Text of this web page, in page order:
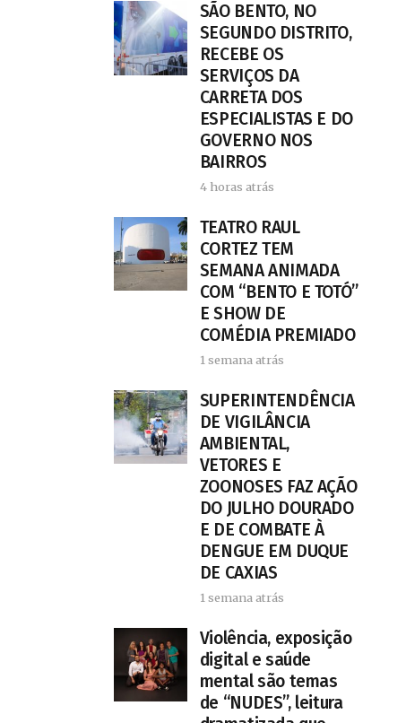
SÃO BENTO, NO
SEGUNDO DISTRITO,
RECEBE OS
SERVIÇOS DA
CARRETA DOS
ESPECIALISTAS E DO
GOVERNO NOS
BAIRROS
4 horas atrás
TEATRO RAUL
CORTEZ TEM
SEMANA ANIMADA
COM “BENTO E TOTÓ”
E SHOW DE
COMÉDIA PREMIADO
1 semana atrás
SUPERINTENDÊNCIA
DE VIGILÂNCIA
AMBIENTAL,
VETORES E
ZOONOSES FAZ AÇÃO
DO JULHO DOURADO
E DE COMBATE À
DENGUE EM DUQUE
DE CAXIAS
1 semana atrás
Violência, exposição
digital e saúde
mental são temas
de “NUDES”, leitura